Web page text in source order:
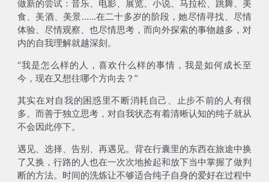
做新的尝试：音乐、电影、展览、小说、马拉松、跳舞、美
食、美酒、美景......在二十多岁的阶段，她尽情寻找、尽情
体验、尽情观察、也尽情思考，而向外探索的事物越多，对
内的自我理解就越深刻。
“我是怎么样的人，喜欢什么样的事情，我是如何成长至
今，现在又想往哪个方向去？”
其实在对自我的困惑里不断消耗自己、止步不前的人有很
多。而善于独立思考，对自我状态有着清晰认知的纯子就从
不会因此停下。
遇见、选择、告别、再遇见。背在行囊里的东西在旅途中换
了又换，行路的人也在一次次地捡起和放下当中掌握了做判
断的方法。时间的洗炼让不够适合纯子自身的爱好在过程中